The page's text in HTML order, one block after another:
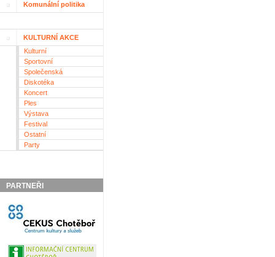
Komunální politika
KULTURNÍ AKCE
Kulturní
Sportovní
Společenská
Diskotéka
Koncert
Ples
Výstava
Festival
Ostatní
Party
PARTNEŘI